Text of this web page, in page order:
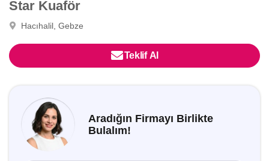
Star Kuaför
Hacıhalil, Gebze
Teklif Al
Aradığın Firmayı Birlikte
Bulalım!